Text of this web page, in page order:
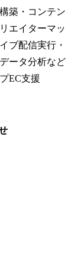
築・コンテン
エイターマッ
ブ配信実行・
ータ分析など
EC支援